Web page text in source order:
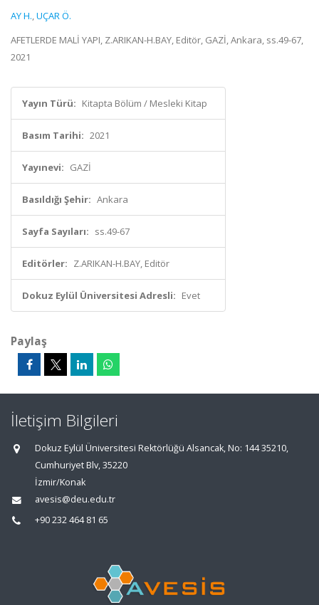
AY H.,UÇAR Ö.
AFETLERDE MALİ YAPI, Z.ARIKAN-H.BAY, Editör, GAZİ, Ankara, ss.49-67,
2021
Yayın Türü: Kitapta Bölüm / Mesleki Kitap
Basım Tarihi: 2021
Yayınevi: GAZİ
Basıldığı Şehir: Ankara
Sayfa Sayıları: ss.49-67
Editörler: Z.ARIKAN-H.BAY, Editör
Dokuz Eylül Üniversitesi Adresli: Evet
Paylaş
İletişim Bilgileri
Dokuz Eylül Üniversitesi Rektörlüğü Alsancak, No: 144 35210,
Cumhuriyet Blv, 35220
İzmir/Konak
avesis@deu.edu.tr
+90 232 464 81 65